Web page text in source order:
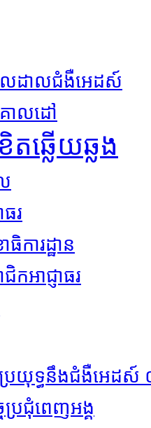
លដាលជំងឺអេដស៍
ោលដៅ
ឆ្លើយឆ្លង
ធរ
ការដ្ឋាន
កអាជ្ញាធរ
យុទ្ធនឹង​ជំងឺអេដស៍
ប្រជុំពេញអង្គ